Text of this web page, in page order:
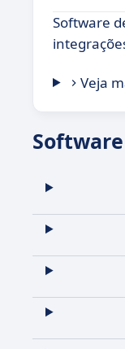
Software
Veja